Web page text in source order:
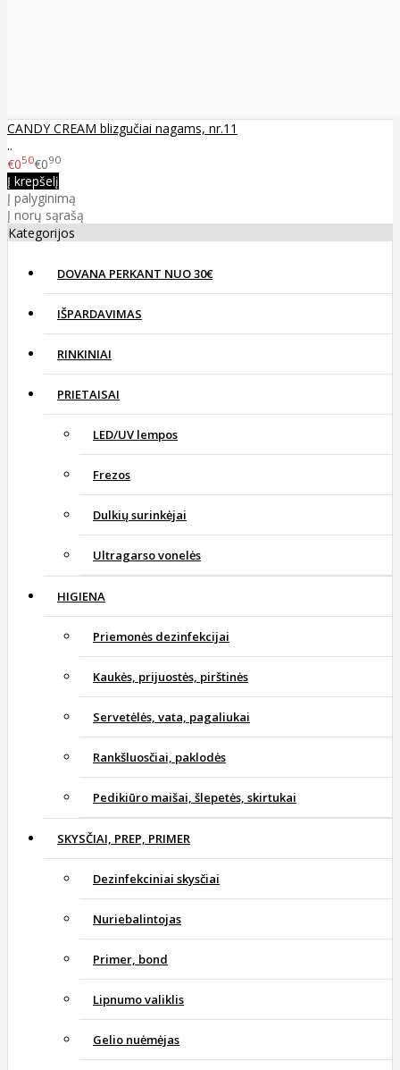
CANDY CREAM blizgučiai nagams, nr.11
..
€050€090
Į krepšelį
Į palyginimą
Į norų sąrašą
Kategorijos
DOVANA PERKANT NUO 30€
IŠPARDAVIMAS
RINKINIAI
PRIETAISAI
LED/UV lempos
Frezos
Dulkių surinkėjai
Ultragarso vonelės
HIGIENA
Priemonės dezinfekcijai
Kaukės, prijuostės, pirštinės
Servetėlės, vata, pagaliukai
Rankšluosčiai, paklodės
Pedikiūro maišai, šlepetės, skirtukai
SKYSČIAI, PREP, PRIMER
Dezinfekciniai skysčiai
Nuriebalintojas
Primer, bond
Lipnumo valiklis
Gelio nuėmėjas